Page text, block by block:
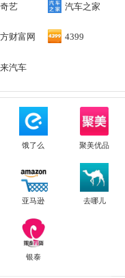
艺 汽车之家
财富网 4399
汽车
饿了么 聚美优品
亚马逊 去哪儿
银泰